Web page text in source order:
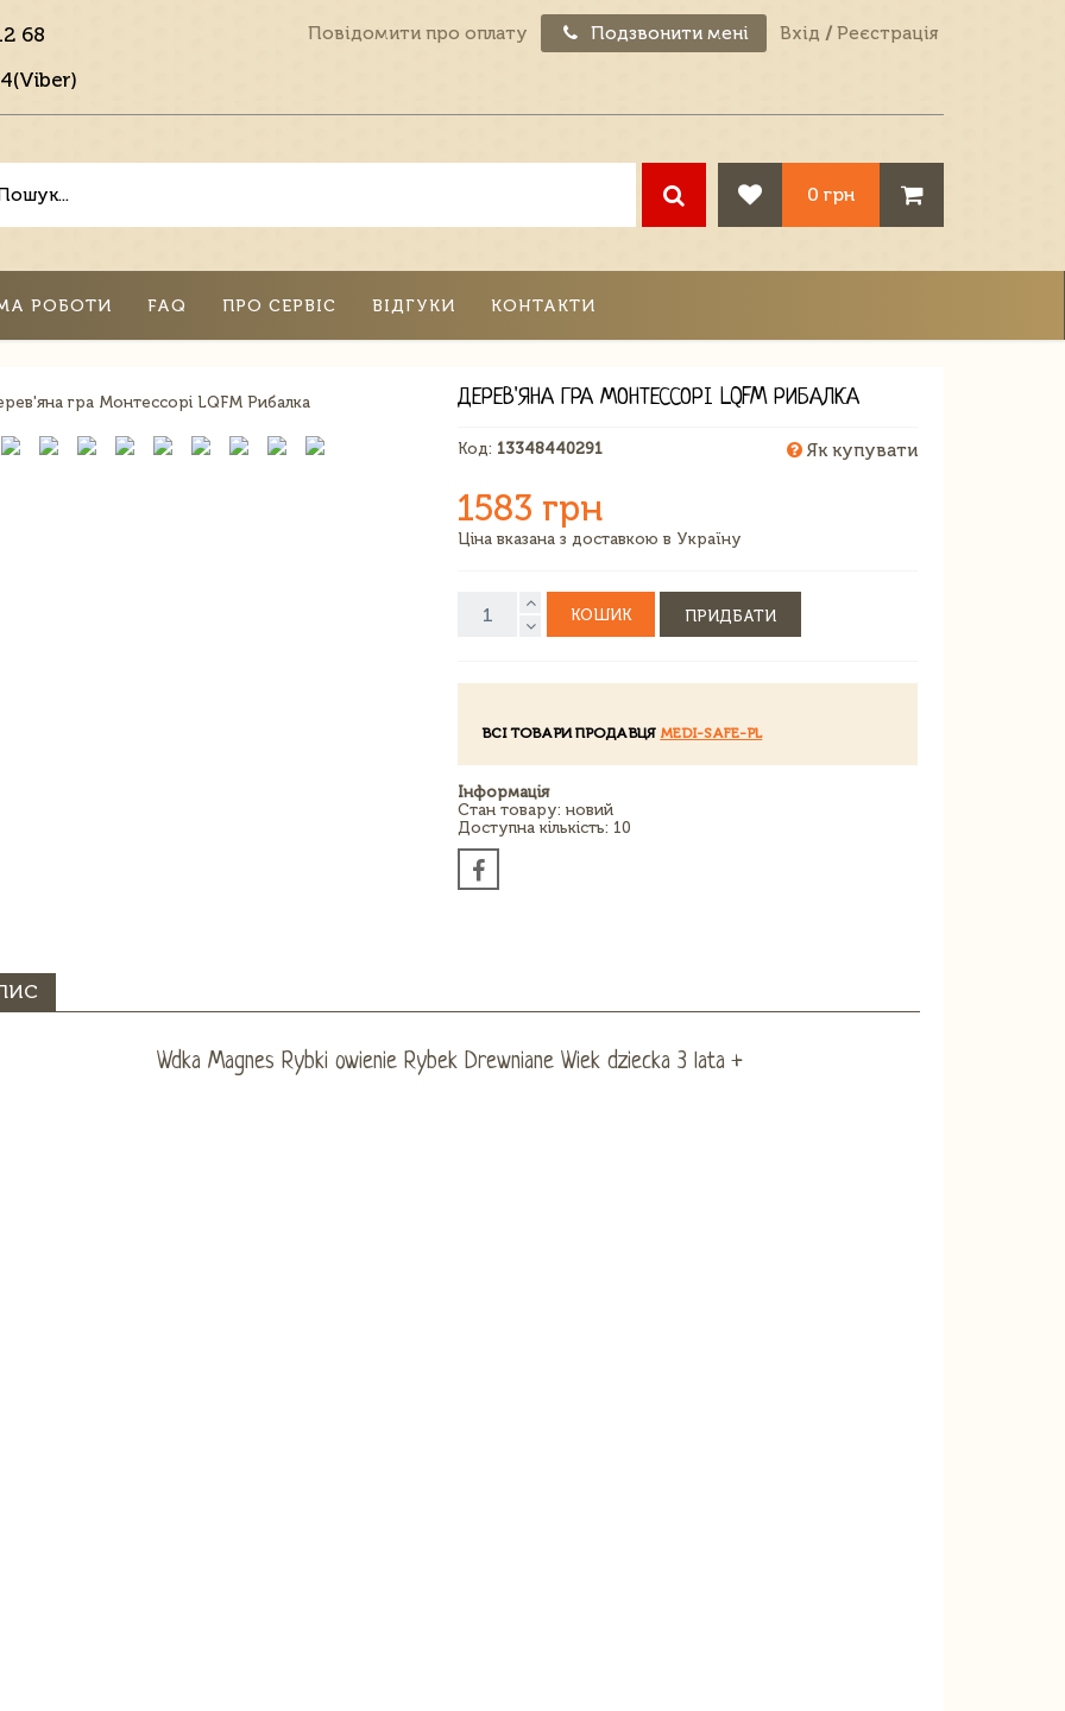
68
Повідомити про оплату Подзвонити мені Вхід / Реєстрація
0 грн
РОБОТИ FAQ ПРО СЕРВІС ВІДГУКИ КОНТАКТИ
ДЕРЕВ'ЯНА ГРА МОНТЕССОРІ LQFM РИБАЛКА
Код: 13348440291 Як купувати
1583 грн
Ціна вказана з доставкою в Україну
КОШИК ПРИДБАТИ
ВСІ ТОВАРИ ПРОДАВЦЯ MEDI-SAFE-PL
Інформація
Стан товару: новий
Доступна кількість: 10